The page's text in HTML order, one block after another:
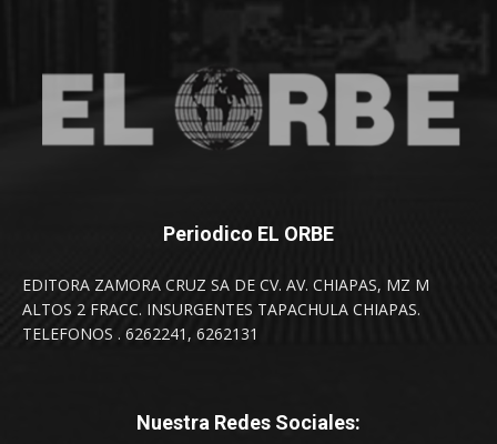
Periodico EL ORBE
EDITORA ZAMORA CRUZ SA DE CV. AV. CHIAPAS, MZ M
ALTOS 2 FRACC. INSURGENTES TAPACHULA CHIAPAS.
TELEFONOS . 6262241, 6262131
Nuestra Redes Sociales: